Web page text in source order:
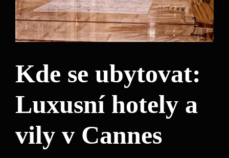
Kde se ubytovat:
Luxusní hotely a
vily v Cannes